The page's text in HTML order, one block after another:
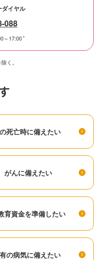
ダイヤル
088
～17:00＊
く。
死亡時に備えたい
がんに備えたい
育資金を準備したい
の病気に備えたい